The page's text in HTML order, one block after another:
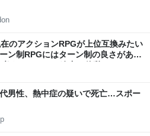
のアクションRPGが上位互換みたい
ン制RPGにはターン制の良さがある
えられたり、途中で休憩したりでき
ですか もっとターン制を煮詰めて欲
オクトパストラベラーを推したい
男性、熱中症の疑いで死亡…スポー